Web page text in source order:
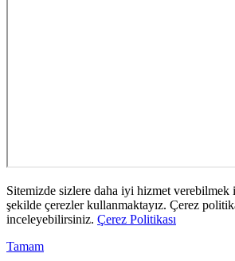
Sitemizde sizlere daha iyi hizmet
şekilde çerezler kullanmaktayız. Çerez
inceleyebilirsiniz. Çerez Politikası
Tamam